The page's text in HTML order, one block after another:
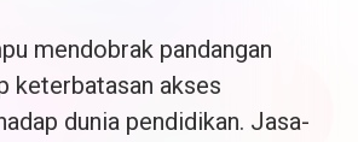
mendobrak pandangan
keterbatasan akses
dunia pendidikan. Jasa-